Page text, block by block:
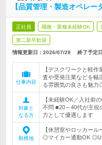
【品質管理・製造オペレ
正社員 職種・業種未経験OK
第二新卒歓迎
情報更新日：2026/07/28 終了予定
仕事内容
【デスクワークと軽
査や受発注業などを幅
る雰囲気の良さも魅
対象と
なる方
【未経験OK／入社前
不問 ■20～40代が主役
力として優遇します
勤務地
【休憩室やロッカー
◎マイカー通勤OK